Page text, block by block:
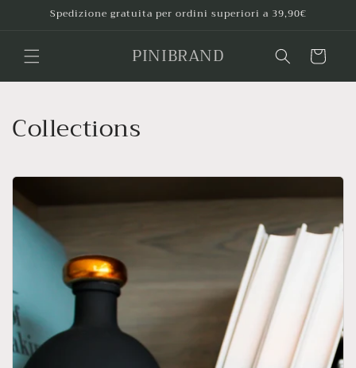
direttamenteSpedizione gratuita per ordini superiori a 39,90€
PINIBRAND Carrello
Collections